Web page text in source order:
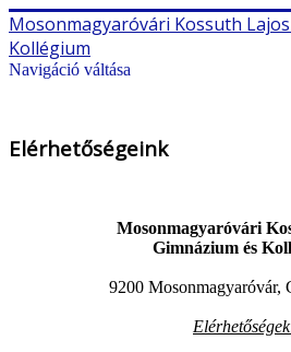
Mosonmagyaróvári Kossuth
Kollégium
Navigáció váltása
Elérhetőségeink
Mosonmagyaróvári
Gimnázium és
9200 Mosonmagyaróvár,